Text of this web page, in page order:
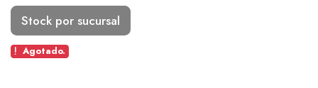
Stock por sucursal
Agotado.